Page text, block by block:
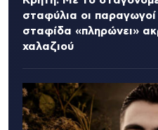
σταφύλια οι
σταφίδα «πληρώνει»
χαλαζιού